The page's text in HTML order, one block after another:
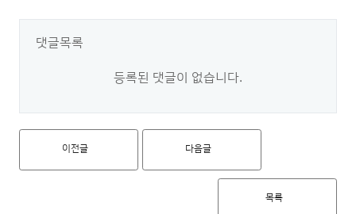
댓글목록
등록된 댓글이 없습니다.
이전글 다음글
목록